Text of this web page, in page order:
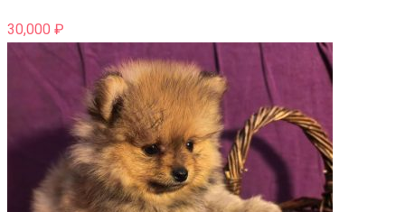
30,000 ₽